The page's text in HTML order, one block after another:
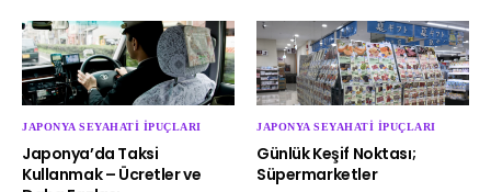
JAPONYA SEYAHATI İPUÇLARI
Japonya’da Taksi
Kullanmak – Ücretler ve
JAPONYA SEYAHATI İPUÇLARI
Günlük Keşif Noktası;
Süpermarketler